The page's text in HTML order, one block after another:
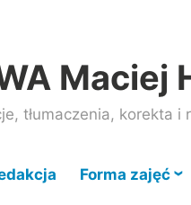
Maciej
tłumaczenia, korekta i
Forma zajęć